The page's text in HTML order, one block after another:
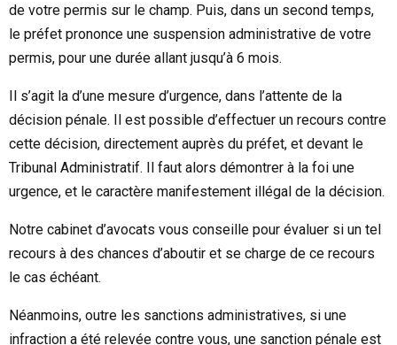
de votre permis sur le champ. Puis, dans un second temps,
le préfet prononce une suspension administrative de votre
permis, pour une durée allant jusqu’à 6 mois.
Il s’agit la d’une mesure d’urgence, dans l’attente de la
décision pénale. Il est possible d’effectuer un recours contre
cette décision, directement auprès du préfet, et devant le
Tribunal Administratif. Il faut alors démontrer à la foi une
urgence, et le caractère manifestement illégal de la décision.
Notre cabinet d’avocats vous conseille pour évaluer si un tel
recours à des chances d’aboutir et se charge de ce recours
le cas échéant.
Néanmoins, outre les sanctions administratives, si une
infraction a été relevée contre vous, une sanction pénale est